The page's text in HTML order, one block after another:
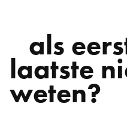
als
laatste
weten?